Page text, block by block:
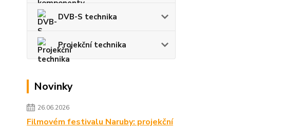
DVB-S technika
Projekční technika
Novinky
26.06.2026
Filmovém festivalu Naruby: projekční